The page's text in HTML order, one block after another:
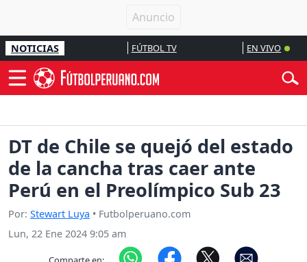
NOTICIAS FÚTBOL TV EN VIVO
DT de Chile se quejó del estado
de la cancha tras caer ante
Perú en el Preolímpico Sub 23
Por: Stewart Luya • Futbolperuano.com
Lun, 22 Ene 2024 9:05 am